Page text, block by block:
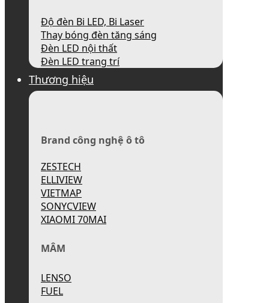
Độ đèn Bi LED, Bi Laser
Thay bóng đèn tăng sáng
Đèn LED nội thất
Đèn LED trang trí
Thương hiệu
Brand công nghệ ô tô
ZESTECH
ELLIVIEW
VIETMAP
SONYCVIEW
XIAOMI 70MAI
MÂM
LENSO
FUEL